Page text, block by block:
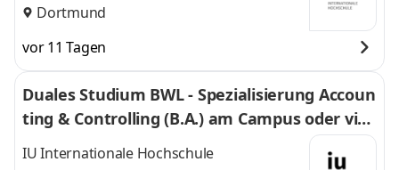
Dortmund
vor 11 Tagen
Duales Studium BWL - Spezialisierung Accoun
ting & Controlling (B.A.) am Campus oder virt
uell
IU Internationale Hochschule